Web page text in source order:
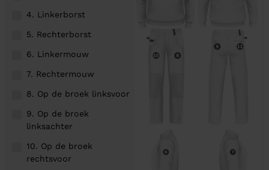
4. Linkerborst
5. Rechterborst
6. Linkermouw
7. Rechtermouw
8. Op de broek linksvoor
9. Op de broek
linksachter
10. Op de broek
rechtsvoor